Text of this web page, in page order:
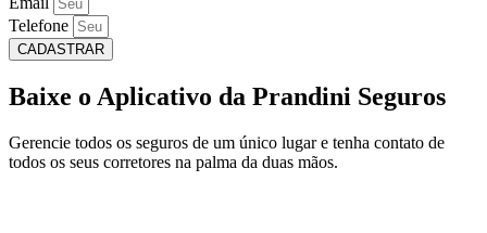
Telefone
CADASTRAR
Baixe o Aplicativo da Prandini Seguros
Gerencie todos os seguros de um único lugar e tenha contato de
todos os seus corretores na palma da duas mãos.